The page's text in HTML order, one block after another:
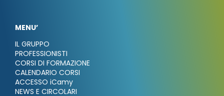
MENU’
IL GRUPPO
PROFESSIONISTI
CORSI DI FORMAZIONE
CALENDARIO CORSI
ACCESSO iCamy
NEWS E CIRCOLARI